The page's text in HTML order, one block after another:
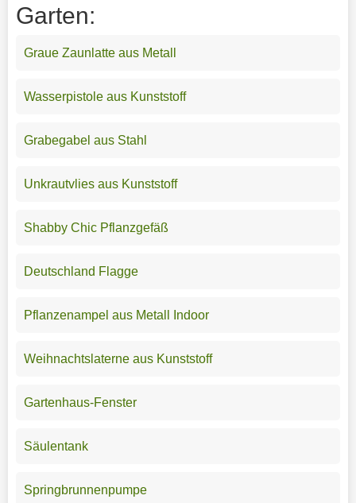
Garten:
Graue Zaunlatte aus Metall
Wasserpistole aus Kunststoff
Grabegabel aus Stahl
Unkrautvlies aus Kunststoff
Shabby Chic Pflanzgefäß
Deutschland Flagge
Pflanzenampel aus Metall Indoor
Weihnachtslaterne aus Kunststoff
Gartenhaus-Fenster
Säulentank
Springbrunnenpumpe